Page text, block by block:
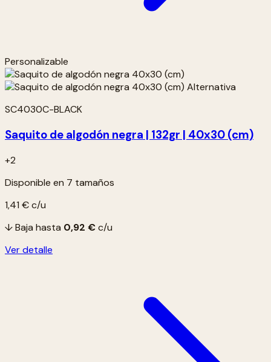
Personalizable
SC4030C-BLACK
Saquito de algodón negra | 132gr | 40x30 (cm)
+2
Disponible en 7 tamaños
1,41 €c/u
↓ Baja hasta 0,92 €c/u
Ver detalle